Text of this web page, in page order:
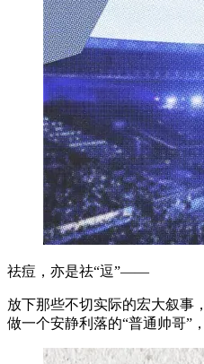
祛痘，亦是祛“逗”——
放下那些不切实际的宏大叙事
做一个安静利落的“普通帅哥”